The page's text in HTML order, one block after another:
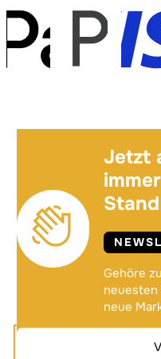
Jetzt
Gehöre
neuesten
neue